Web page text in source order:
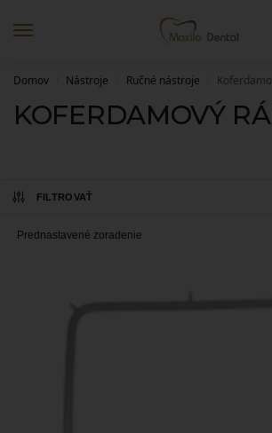
Domov Nástroje Ručné nástroje
KOFERDAMOVÝ
FILTROVAŤ